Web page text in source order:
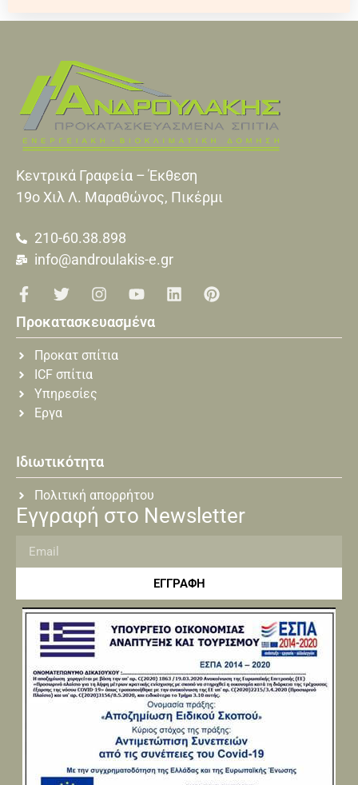
Κεντρικά Γραφεία – Έκθεση
19o Xιλ Λ. Μαραθώνος, Πικέρμι
210-60.38.898
info@androulakis-e.gr
Προκατασκευασμένα
Προκατ σπίτια
ICF σπίτια
Υπηρεσίες
Εργα
Ιδιωτικότητα
Πολιτική απορρήτου
Εγγραφή στο Newsletter
ΕΓΓΡΑΦΗ